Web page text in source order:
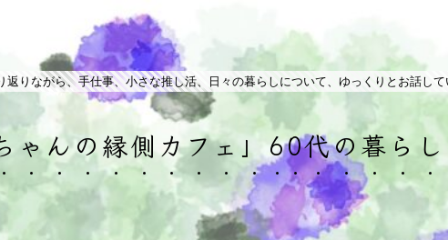
返りながら、手仕事、小さな推し活、日々の暮らしについて、ゆっくりとお話し
ゃんの縁側カフェ」60代の暮ら